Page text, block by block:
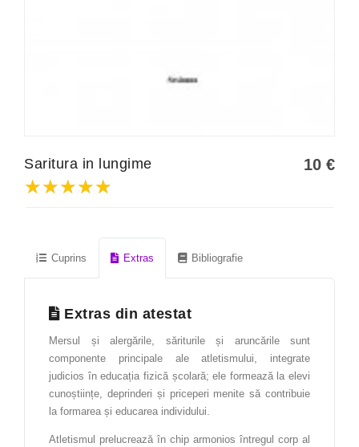
Fabricarea produselor din lemn
Gastronomie
Informatică
Limba engleză
Limba franceză
Limba germană
Limba italiană
Saritura in lungime 10 €
★★★★★
★★★★★
★★★★★
Cuprins Extras Bibliografie
Extras din atestat
Mersul și alergările, săriturile și aruncările sunt
componente principale ale atletismului, integrate
judicios în educația fizică școlară; ele formează la elevi
cunoștiințe, deprinderi și priceperi menite să contribuie
la formarea și educarea individului.
Atletismul prelucrează în chip armonios întregul corp al